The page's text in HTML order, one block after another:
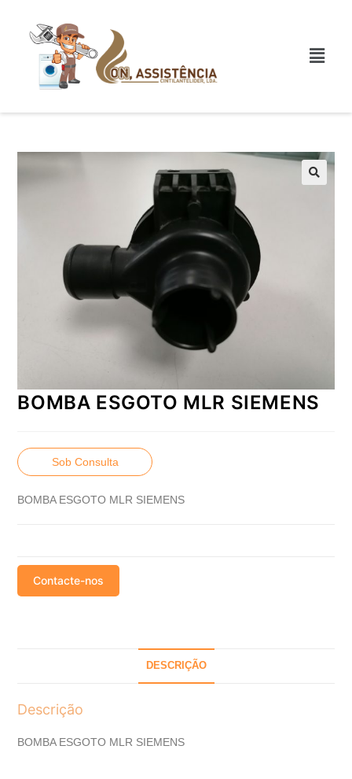
BOMBA ESGOTO MLR SIEMENS
Sob Consulta
BOMBA ESGOTO MLR SIEMENS
Contacte-nos
DESCRIÇÃO
Descrição
BOMBA ESGOTO MLR SIEMENS